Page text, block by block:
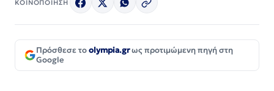
ΚΟΙΝΟΠΟΙΗΣΗ
Πρόσθεσε τοolympia.grως προτιμώμενη πηγή στη
Google